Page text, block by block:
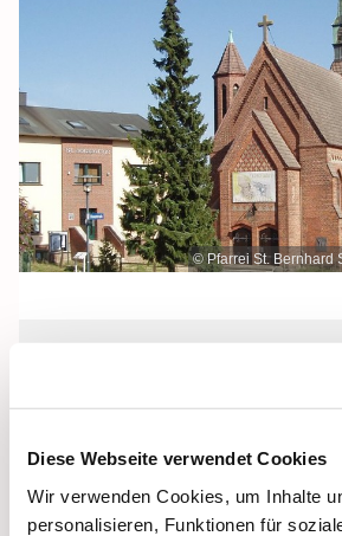
Diese Webseite verwendet Cookies
Wir verwenden Cookies, um Inhalte
personalisieren, Funktionen für
© Pfarrei St. Bernhard
Freitag, 8. Januar 2027,
St. Bonifatius, Bergen,
1, 18528 Bergen auf Rügen